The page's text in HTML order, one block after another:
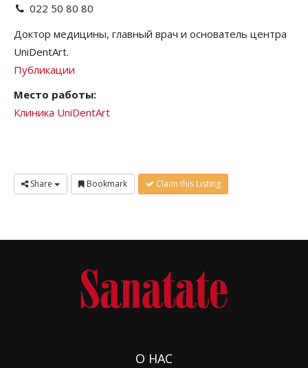
022 50 80 80
Доктор медицины, главный врач и основатель центра
UniDentArt.
Публикации
Место работы:
Клиника UniDentArt
Share Bookmark Claim this Listing
О НАС